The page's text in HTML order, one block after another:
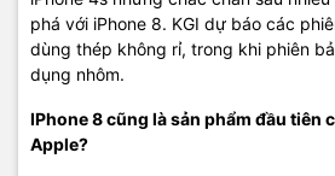
phá với iPhone 8. KGI dự báo các
dùng thép không rỉ, trong khi phiên
dụng nhôm.
IPhone 8 cũng là sản phẩm đầu tiên
Apple?